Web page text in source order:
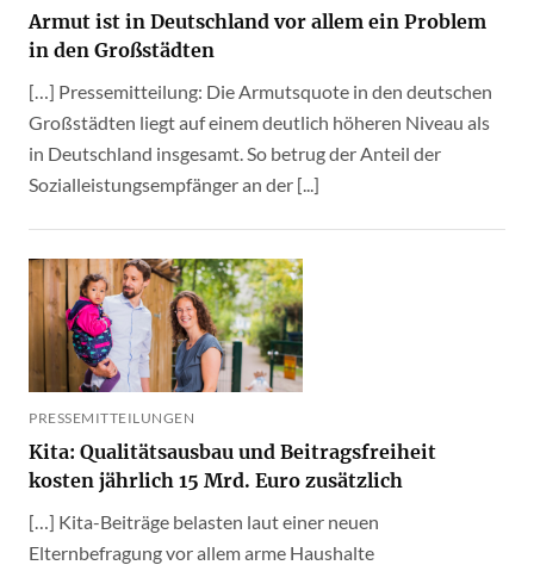
Armut ist in Deutschland vor allem ein Problem
in den Großstädten
[…] Pressemitteilung: Die Armutsquote in den deutschen
Großstädten liegt auf einem deutlich höheren Niveau als
in Deutschland insgesamt. So betrug der Anteil der
Sozialleistungsempfänger an der [...]
PRESSEMITTEILUNGEN
Kita: Qualitätsausbau und Beitragsfreiheit
kosten jährlich 15 Mrd. Euro zusätzlich
[…] Kita-Beiträge belasten laut einer neuen
Elternbefragung vor allem arme Haushalte